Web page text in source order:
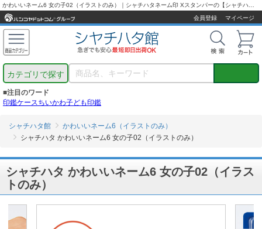
会員登録
マイページ
カテゴリで探す
■注目のワード
印鑑ケースちいかわ子ども印鑑
シャチハタ館
かわいいネーム6（イラストのみ）
シャチハタ かわいいネーム6 女の子02（イラストのみ）
シャチハタ かわいいネーム6 女の子02（イラス
トのみ）